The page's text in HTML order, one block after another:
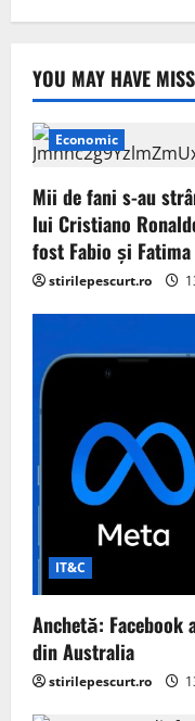
YOU MAY HAVE
Economic
Mii de fani s-au
lui Cristiano
fost Fabio şi Fatima
stirilepescurt.ro
IT&C
Anchetă: Facebook
din Australia
stirilepescurt.ro